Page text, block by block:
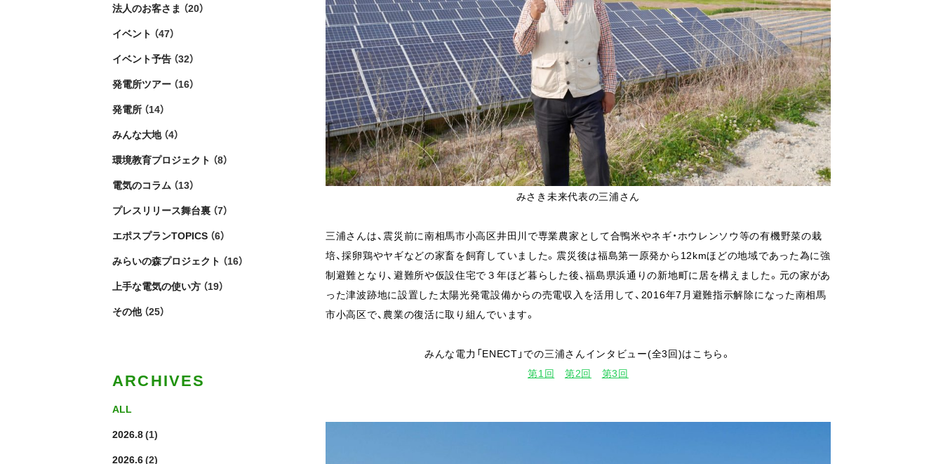
みさき未来代表の三浦さん
三浦さんは、震災前に南相馬市小高区井田川で専業農家として合鴨米やネギ・ホウレンソウ等の有機野菜の栽
培、採卵鶏やヤギなどの家畜を飼育していました。震災後は福島第一原発から12kmほどの地域であった為に強
制避難となり、避難所や仮設住宅で３年ほど暮らした後、福島県浜通りの新地町に居を構えました。元の家があ
った津波跡地に設置した太陽光発電設備からの売電収入を活用して、2016年7月避難指示解除になった南相馬
市小高区で、農業の復活に取り組んでいます。
みんな電力「ENECT」での三浦さんインタビュー(全3回)はこちら。
第1回
第2回 第3回
法人のお客さま （20）
イベント （47）
イベント予告 （32）
発電所ツアー （16）
発電所 （14）
みんな大地（4）
環境教育プロジェクト （8）
電気のコラム （13）
プレスリリース舞台裏 （7）
エポスプランTOPICS （6）
みらいの森プロジェクト （16）
上手な電気の使い方 （19）
その他（25）
ARCHIVES
ALL
2026.8(1)
2026.6(2)